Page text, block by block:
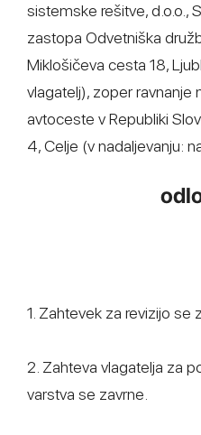
sistemske rešitve, d.o.o.,
zastopa Odvetniška
Miklošičeva cesta 18,
vlagatelj), zoper ravnanje
avtoceste v Republiki
4, Celje (v nadaljevanju:
1. Zahtevek za revizijo se
2. Zahteva vlagatelja za
varstva se zavrne.